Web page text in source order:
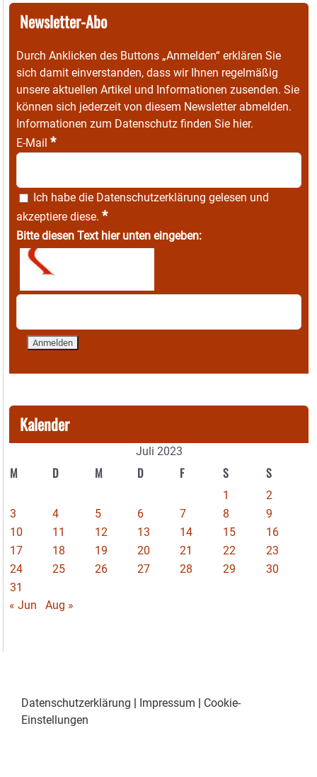
Newsletter-Abo
Durch Anklicken des Buttons „Anmelden“ erklären Sie
sich damit einverstanden, dass wir Ihnen regelmäßig
unsere aktuellen Artikel und Informationen zusenden. Sie
können sich jederzeit von diesem Newsletter abmelden.
Informationen zum Datenschutz finden Sie hier.
E-Mail *
Ich habe die Datenschutzerklärung gelesen und
akzeptiere diese. *
Bitte diesen Text hier unten eingeben:
Kalender
Juli 2023
M D M D F S S
1
2
3
4 5 6 7 8
9
10
11 12 13 14 15
16
17
18 19 20 21 22
23
24
25 26 27 28 29
30
31
« Jun
Aug »
Datenschutzerklärung | Impressum | Cookie-
Einstellungen